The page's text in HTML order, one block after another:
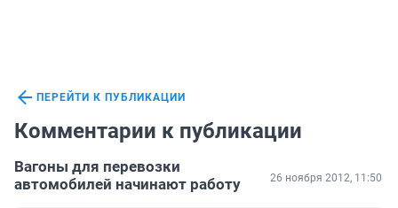
ПЕРЕЙТИ К ПУБЛИКАЦИИ
Комментарии к публикации
Вагоны для перевозки
автомобилей начинают работу
26 ноября 2012, 11:50